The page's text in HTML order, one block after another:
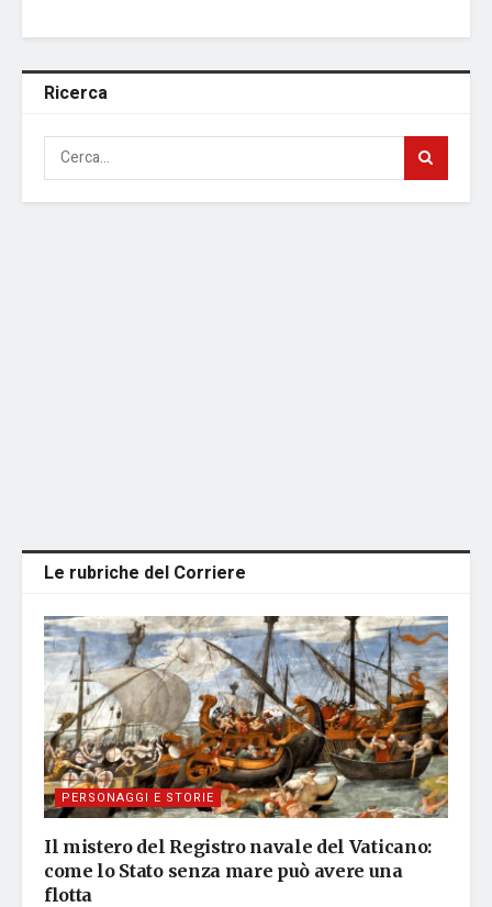
Ricerca
Le rubriche del Corriere
PERSONAGGI E STORIE
Il mistero del Registro navale del Vaticano:
come lo Stato senza mare può avere una
flotta